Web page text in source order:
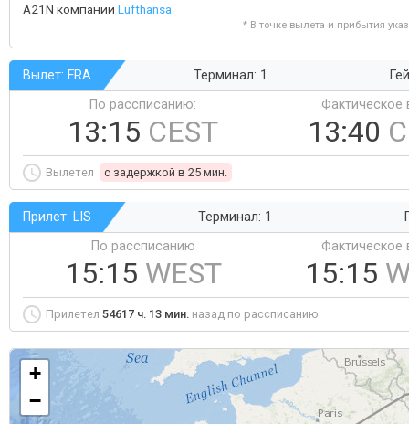
A21N компании Lufthansa
* В точке вылета и прибытия
Вылет: FRA Терминал: 1
По рассписанию:
13:15 CEST
Фактическое
13:40
Вылетел c задержкой в 25 мин.
Прилет: LIS Терминал: 1
По рассписанию
15:15 WEST
Фактическое
15:15
Прилетел 54617 ч. 13 мин. назад по рассписанию
+
−